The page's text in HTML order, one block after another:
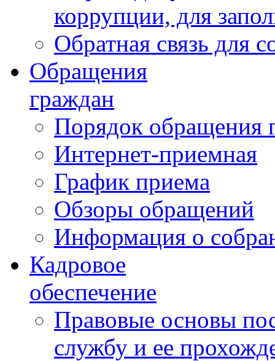
коррупции, для
Обратная связь для
Обращения
граждан
Порядок обращения
Интернет-приемная
График приема
Обзоры обращений
Информация о
Кадровое
обеспечение
Правовые основы
службу и ее